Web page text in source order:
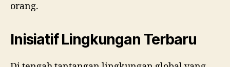
orang.
Inisiatif Lingkungan Terbaru